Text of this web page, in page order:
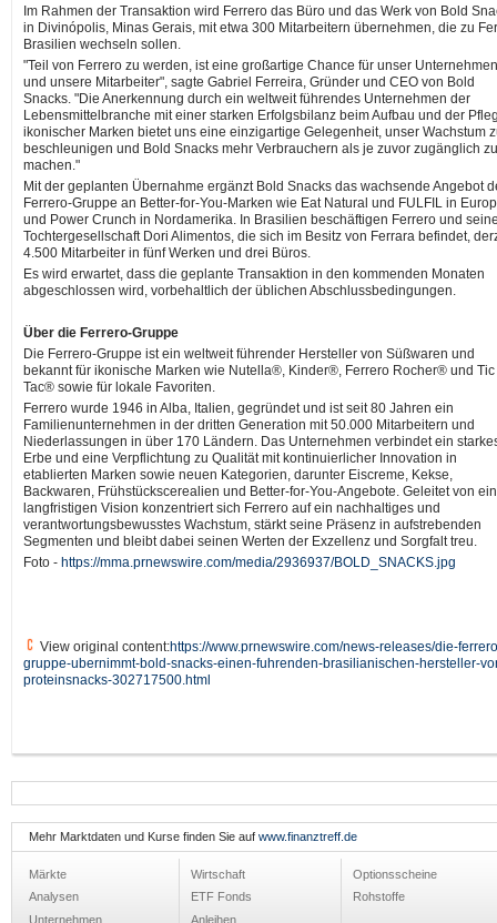
Im Rahmen der Transaktion wird Ferrero das Büro und das Werk von Bold
in Divinópolis, Minas Gerais, mit etwa 300 Mitarbeitern übernehmen, die zu
Brasilien wechseln sollen.
"Teil von Ferrero zu werden, ist eine großartige Chance für unser Unternehmen
und unsere Mitarbeiter", sagte Gabriel Ferreira, Gründer und CEO von Bold
Snacks. "Die Anerkennung durch ein weltweit führendes Unternehmen der
Lebensmittelbranche mit einer starken Erfolgsbilanz beim Aufbau und der
ikonischer Marken bietet uns eine einzigartige Gelegenheit, unser Wachstum
beschleunigen und Bold Snacks mehr Verbrauchern als je zuvor zugänglich zu
machen."
Mit der geplanten Übernahme ergänzt Bold Snacks das wachsende Angebot
Ferrero-Gruppe an Better-for-You-Marken wie Eat Natural und FULFIL in
und Power Crunch in Nordamerika. In Brasilien beschäftigen Ferrero und
Tochtergesellschaft Dori Alimentos, die sich im Besitz von Ferrara befindet,
4.500 Mitarbeiter in fünf Werken und drei Büros.
Es wird erwartet, dass die geplante Transaktion in den kommenden Monaten
abgeschlossen wird, vorbehaltlich der üblichen Abschlussbedingungen.
Über die Ferrero-Gruppe
Die Ferrero-Gruppe ist ein weltweit führender Hersteller von Süßwaren und
bekannt für ikonische Marken wie Nutella®, Kinder®, Ferrero Rocher® und Tic
Tac® sowie für lokale Favoriten.
Ferrero wurde 1946 in Alba, Italien, gegründet und ist seit 80 Jahren ein
Familienunternehmen in der dritten Generation mit 50.000 Mitarbeitern und
Niederlassungen in über 170 Ländern. Das Unternehmen verbindet ein
Erbe und eine Verpflichtung zu Qualität mit kontinuierlicher Innovation in
etablierten Marken sowie neuen Kategorien, darunter Eiscreme, Kekse,
Backwaren, Frühstückscerealien und Better-for-You-Angebote. Geleitet von
langfristigen Vision konzentriert sich Ferrero auf ein nachhaltiges und
verantwortungsbewusstes Wachstum, stärkt seine Präsenz in aufstrebenden
Segmenten und bleibt dabei seinen Werten der Exzellenz und Sorgfalt treu.
Foto - https://mma.prnewswire.com/media/2936937/BOLD_SNACKS.jpg
View original content:https://www.prnewswire.com/news-releases/die-
gruppe-ubernimmt-bold-snacks-einen-fuhrenden-brasilianischen-hersteller-
proteinsnacks-302717500.html
Mehr Marktdaten und Kurse finden Sie auf www.finanztreff.de
Märkte
Analysen
Unternehmen
Wirtschaft
ETF Fonds
Anleihen
Optionsscheine
Rohstoffe